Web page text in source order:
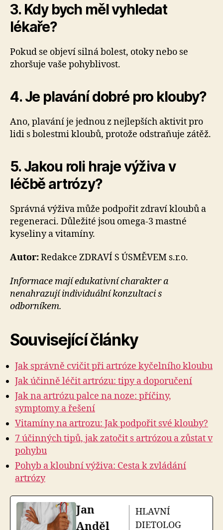
3. Kdy bych měl vyhledat
lékaře?
Pokud se objeví silná bolest, otoky nebo se
zhoršuje vaše pohyblivost.
4. Je plavání dobré pro klouby?
Ano, plavání je jednou z nejlepších aktivit pro
lidi s bolestmi kloubů, protože odstraňuje zátěž.
5. Jakou roli hraje výživa v
léčbě artrózy?
Správná výživa může podpořit zdraví kloubů a
regeneraci. Důležité jsou omega-3 mastné
kyseliny a vitamíny.
Autor:Redakce ZDRAVÍ S ÚSMĚVEM s.r.o.
Informace mají edukativní charakter a
nenahrazují individuální konzultaci s
odborníkem.
Související články
Jak správně cvičit při artróze kyčelního kloubu
Jak účinně léčit artrózu: tipy a doporučení
Jak na artrózu palce na noze: příčiny,
symptomy a řešení
Vitamíny na artrozu: Jak podpořit své klouby?
7 účinných tipů, jak zatočit s artrózou a zůstat v
pohybu
Pohyb a kloubní výživa: Cesta k zvládání
artrózy
Jan
Anděl
HLAVNÍ
DIETOLOG